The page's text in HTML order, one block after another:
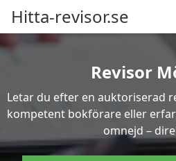
Hitta-revisor.se
Revisor
Letar du efter en auktoriserad
kompetent bokförare eller
omnejd –